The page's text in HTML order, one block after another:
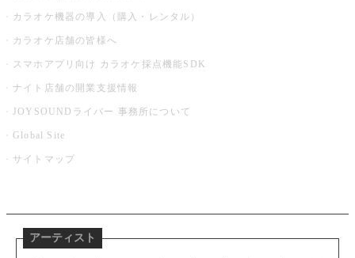
カラオケ機器の導入（購入・レンタル）
カラオケ店舗の皆様へ
スマホアプリ向け カラオケ採点機能SDK
ナイト店舗の開業支援情報
JOYSOUNDライバー 事務所について
Global Site
サイトマップ
アーティスト